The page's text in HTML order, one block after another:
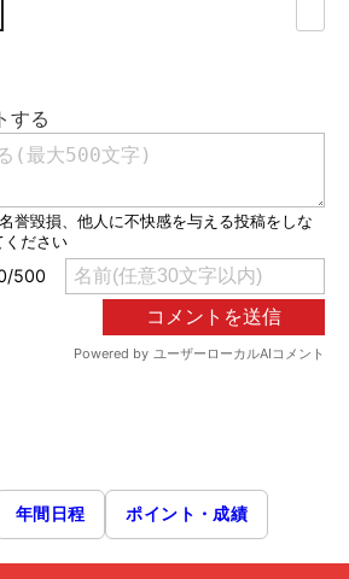
年間日程 ポイント・成績